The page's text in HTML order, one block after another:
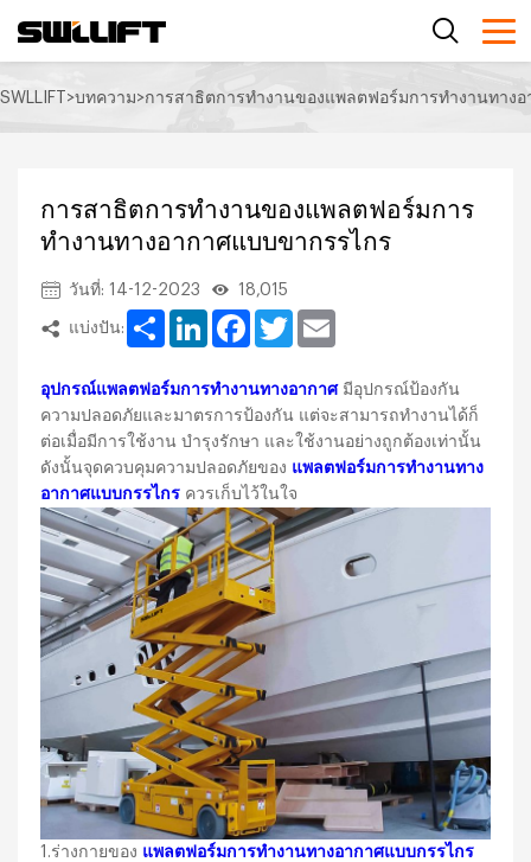
SWLLIFT>บทความ>การสาธิตการทำงานของแพลตฟอร์มการทำงานทาง
การสาธิตการทำงานของแพลตฟอร์มการ
ทำงานทางอากาศแบบขากรรไกร
วันที่: 14-12-2023 18,015
แบ่งปัน:
Share LinkedInFacebook
Twitter
อุปกรณ์แพลตฟอร์มการทำงานทางอากาศมีอุปกรณ์ป้องกัน
ความปลอดภัยและมาตรการป้องกัน แต่จะสามารถทำงานได้ก็
ต่อเมื่อมีการใช้งาน บำรุงรักษา และใช้งานอย่างถูกต้องเท่านั้น
ดังนั้นจุดควบคุมความปลอดภัยของ แพลตฟอร์มการทำงานทาง
อากาศแบบกรรไกร ควรเก็บไว้ในใจ
1.ร่างกายของ แพลตฟอร์มการทำงานทางอากาศแบบกรรไกร